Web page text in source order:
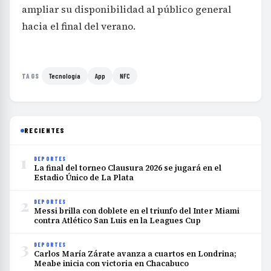
ampliar su disponibilidad al público general
hacia el final del verano.
TAGS Tecnología App NFC
RECIENTES
1 DEPORTES
La final del torneo Clausura 2026 se jugará en el
Estadio Único de La Plata
2 DEPORTES
Messi brilla con doblete en el triunfo del Inter Miami
contra Atlético San Luis en la Leagues Cup
3 DEPORTES
Carlos María Zárate avanza a cuartos en Londrina;
Meabe inicia con victoria en Chacabuco